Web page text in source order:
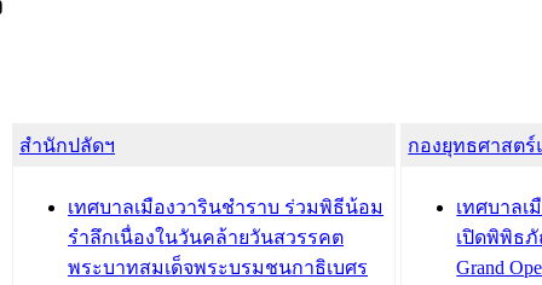
สำนักปลัดฯ
เทศบาลเมืองวารินชำราบ ร่วมพิธีน้อม
รำลึกเนื่องในวันคล้ายวันสวรรคต
พระบาทสมเด็จพระบรมชนกาธิเบศร
กองยุทธศาสต
เทศบาลเ
เปิดพิพิธภั
Grand